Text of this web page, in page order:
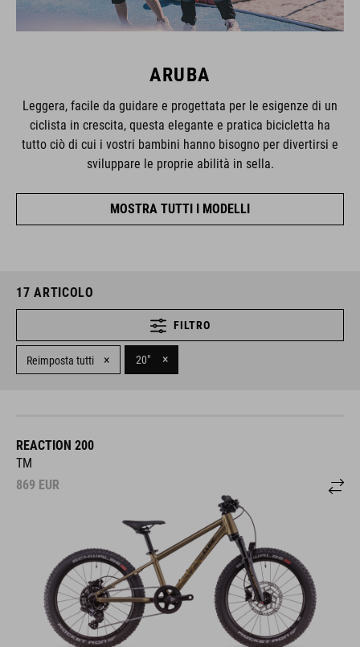
ARUBA
Leggera, facile da guidare e progettata per le esigenze di un
ciclista in crescita, questa elegante e pratica bicicletta ha
tutto ciò di cui i vostri bambini hanno bisogno per divertirsi e
sviluppare le proprie abilità in sella.
MOSTRA TUTTI I MODELLI
17 ARTICOLO
FILTRO
Reimposta tutti × 20" ×
REACTION 200
TM
869 EUR